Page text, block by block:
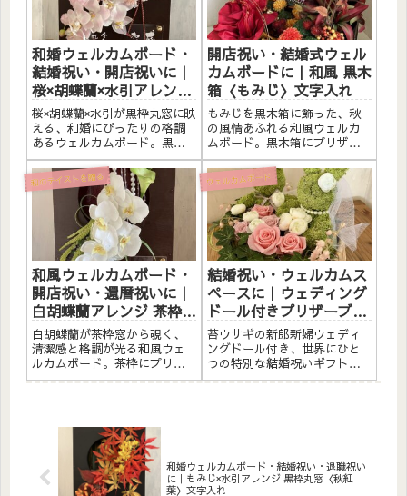
結婚祝い・記念日ギフトに退
職祝い...
い・記念日ギフトにお誕生日
プレゼン...
和婚ウェルカムボード・
結婚祝い・開店祝いに｜
桜×胡蝶蘭×水引アレンジ
黒枠丸窓〈ピンク桜〉文
字入れ
桜×胡蝶蘭×水引が黒枠丸窓に映
える、和婚にぴったりの格調
あるウェルカムボード。黒枠
にプリザーブドフラワーと素
材をたっぷりアレンジしまし
た。アクリルプレートへのメ
ッセージ入れ無料。自立する
ので壁かけでも置き型でも飾
れます。こんな方へ和婚・和
開店祝い・結婚式ウェル
カムボードに｜和風 黒木
箱〈もみじ〉文字入れ
もみじを黒木箱に飾った、秋
の風情あふれる和風ウェルカ
ムボード。黒木箱にプリザー
ブドフラワーと素材をたっぷ
りアレンジしました。アクリ
ルプレートへのメッセージ入
れ無料。自立するので壁かけ
でも置き型でも飾れます。こ
んな方へ開店祝い・サロンオ
ープン...
和のテイストを贈る
和風ウェルカムボード・
開店祝い・還暦祝いに｜
白胡蝶蘭アレンジ 茶枠窓
〈白〉文字入れ
白胡蝶蘭が茶枠窓から覗く、
清潔感と格調が光る和風ウェ
ルカムボード。茶枠にプリザ
ーブドフラワーと素材をたっ
けでも置き型でも飾れます。
こんな方へ和風ウェルカムボ
ードと...
ウェルカムボード
結婚祝い・ウェルカムス
ペースに｜ウェディング
ドール付きプリザーブド
フラワーアレンジ〈苔ウ
サギ新郎新婦〉
苔ウサギの新郎新婦ウェディ
ングドール付き、世界にひと
つの特別な結婚祝いギフト。
プリザーブドフラワーと素材
ギフトに...
和婚ウェルカムボード・結婚祝い・退職祝い
に｜もみじ×水引アレンジ 黒枠丸窓〈秋紅
葉〉文字入れ